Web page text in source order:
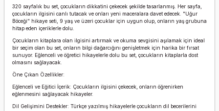
320 sayfalık bu set, çocukların dikkatini çekecek şekilde tasarlanmış. Her sayfa,
çocukların ilgisini canlı tutacak ve onları yeni maceralara davet edecek. "Uğur
Böceği" hikaye seti, 9 yaş ve üzeri çocuklar için uygun olup, onların yaş grubuna
hitap eden içeriklerle dolu.
Çocukların kitaplara olan ilgisini artırmak ve okuma sevgisini aşılamak için ideal
bir seçim olan bu set, onların bilgi dağarcığını genişletmek için harika bir fırsat
sunuyor. Eğlenceli ve öğretici hikayelerle dolu bu set, çocukların kitaplarla dost
olmasını sağlayacak.
Öne Çıkan Özellikler:
Eğlenceli ve Eğitici İçerik: Çocukların ilgisini çekecek, onların öğrenirken
eğlenmesini sağlayacak hikayeler.
Dil Gelişimini Destekler: Türkçe yazılmış hikayelerle çocukların dil becerilerini